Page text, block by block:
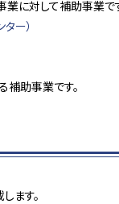
に対して補助事業で
ー）
助事業です。
ます。